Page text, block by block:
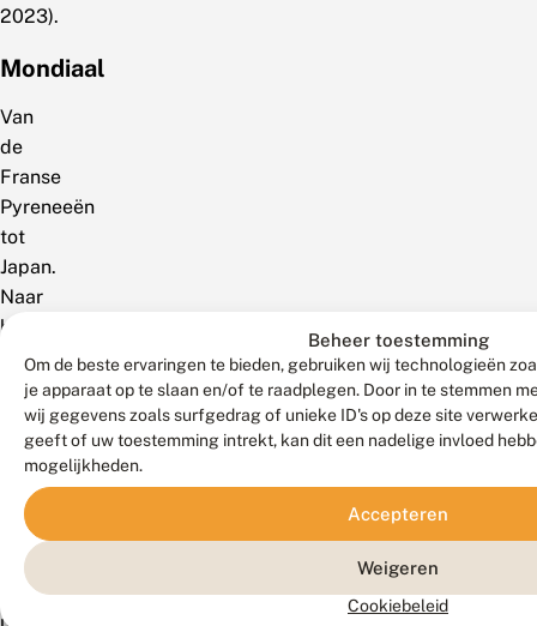
Beheer toestemming
Om de beste ervaringen te bieden, gebruiken wij technologieën
je apparaat op te slaan en/of te raadplegen. Door in te stemmen
wij gegevens zoals surfgedrag of unieke ID's op deze site
geeft of uw toestemming intrekt, kan dit een nadelige invloed
mogelijkheden.
Accepteren
Weigeren
Cookiebeleid
2023).
Mondiaal
Van
de
Franse
Pyreneeën
tot
Japan.
Naar
het
noorden
Zuid-
Scandinavië.
zuidgrens
verloopt
volgens